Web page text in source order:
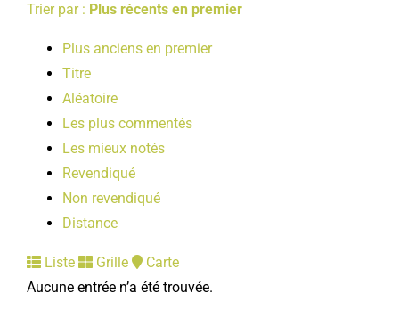
Trier par : Plus récents en premier
Plus anciens en premier
Titre
Aléatoire
Les plus commentés
Les mieux notés
Revendiqué
Non revendiqué
Distance
Liste Grille
Carte
Aucune entrée n’a été trouvée.